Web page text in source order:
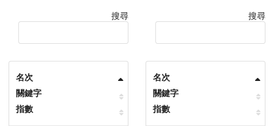
搜尋
名次
關鍵字
指數
搜尋
名次
關鍵字
指數